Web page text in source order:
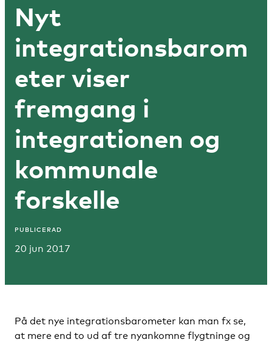
Nyt
integrationsbarom
eter viser
fremgang i
integrationen og
kommunale
forskelle
PUBLICERAD
20 jun 2017
På det nye integrationsbarometer kan man fx se,
at mere end to ud af tre nyankomne flygtninge og